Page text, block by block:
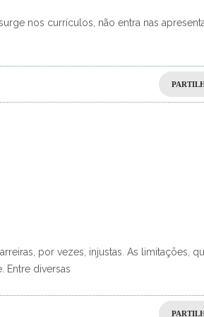
nos currículos, não entra nas
por vezes, injustas. As limitações,
Entre diversas